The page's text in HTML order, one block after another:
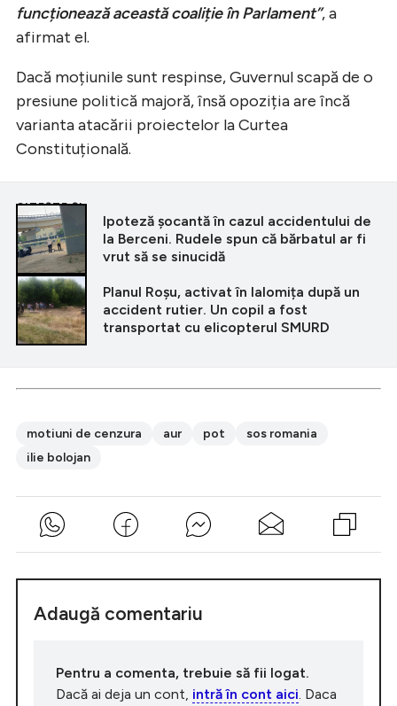
funcționează această coaliție în Parlament”, a
afirmat el.
Dacă moțiunile sunt respinse, Guvernul scapă de o
presiune politică majoră, însă opoziția are încă
varianta atacării proiectelor la Curtea
Constituțională.
CITEȘTE ȘI
Ipoteză șocantă în cazul accidentului de
la Berceni. Rudele spun că bărbatul ar fi
vrut să se sinucidă
Planul Roșu, activat în Ialomița după un
accident rutier. Un copil a fost
transportat cu elicopterul SMURD
motiuni de cenzura aur pot
sos romania
ilie bolojan
Adaugă comentariu
Pentru a comenta, trebuie să fii logat.
Dacă ai deja un cont, intră în cont aici . Daca